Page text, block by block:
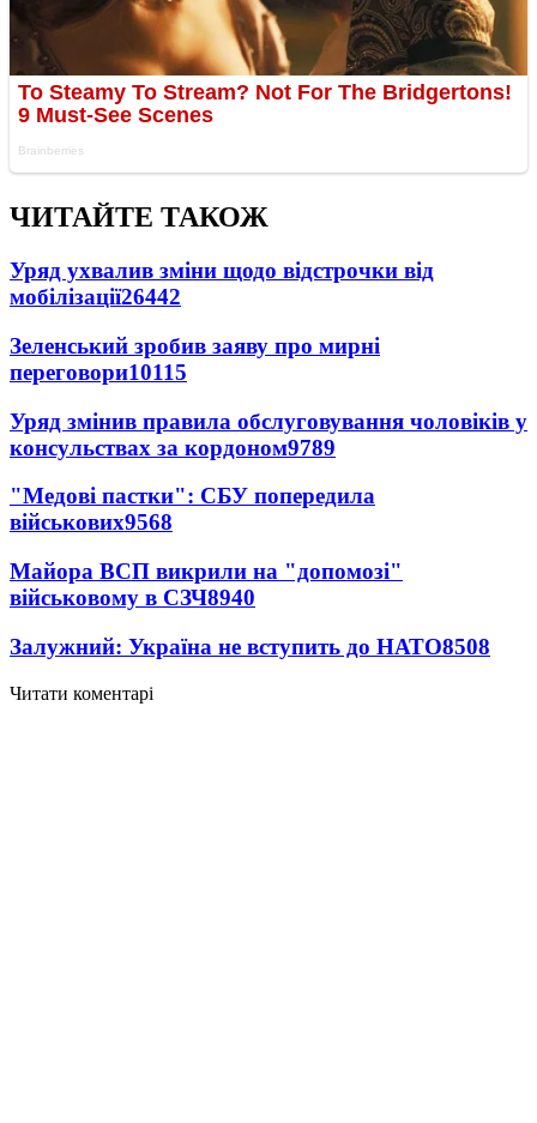
ЧИТАЙТЕ ТАКОЖ
Уряд ухвалив зміни щодо відстрочки від
мобілізації26442
Зеленський зробив заяву про мирні
переговори10115
Уряд змінив правила обслуговування чоловіків у
консульствах за кордоном9789
"Медові пастки": СБУ попередила
військових9568
Майора ВСП викрили на "допомозі"
військовому в СЗЧ8940
Залужний: Україна не вступить до НАТО8508
Читати коментарі